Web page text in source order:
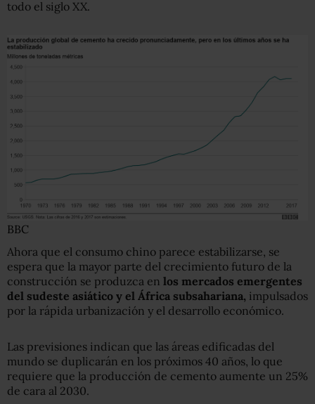
todo el siglo XX.
BBC
Ahora que el consumo chino parece estabilizarse, se
espera que la mayor parte del crecimiento futuro de la
construcción se produzca en los mercados emergentes
del sudeste asiático y el África subsahariana, impulsados
por la rápida urbanización y el desarrollo económico.
Las previsiones indican que las áreas edificadas del
mundo se duplicarán en los próximos 40 años, lo que
requiere que la producción de cemento aumente un 25%
de cara al 2030.